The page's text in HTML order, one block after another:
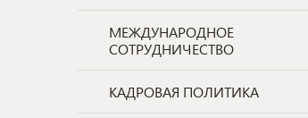
МЕЖДУНАРОДНОЕ
СОТРУДНИЧЕСТВО
КАДРОВАЯ ПОЛИТИКА